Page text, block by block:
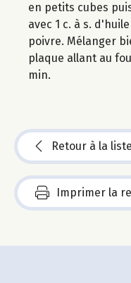
en petits cubes
avec 1 c. à s.
poivre. Mélanger
plaque allant au
min.
Retour à la liste
Imprimer la